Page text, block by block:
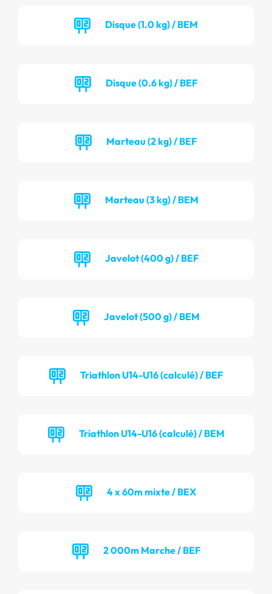
Disque (1.0 kg) / BEM
Disque (0.6 kg) / BEF
Marteau (2 kg) / BEF
Marteau (3 kg) / BEM
Javelot (400 g) / BEF
Javelot (500 g) / BEM
Triathlon U14-U16 (calculé) / BEF
Triathlon U14-U16 (calculé) / BEM
4 x 60m mixte / BEX
2 000m Marche / BEF